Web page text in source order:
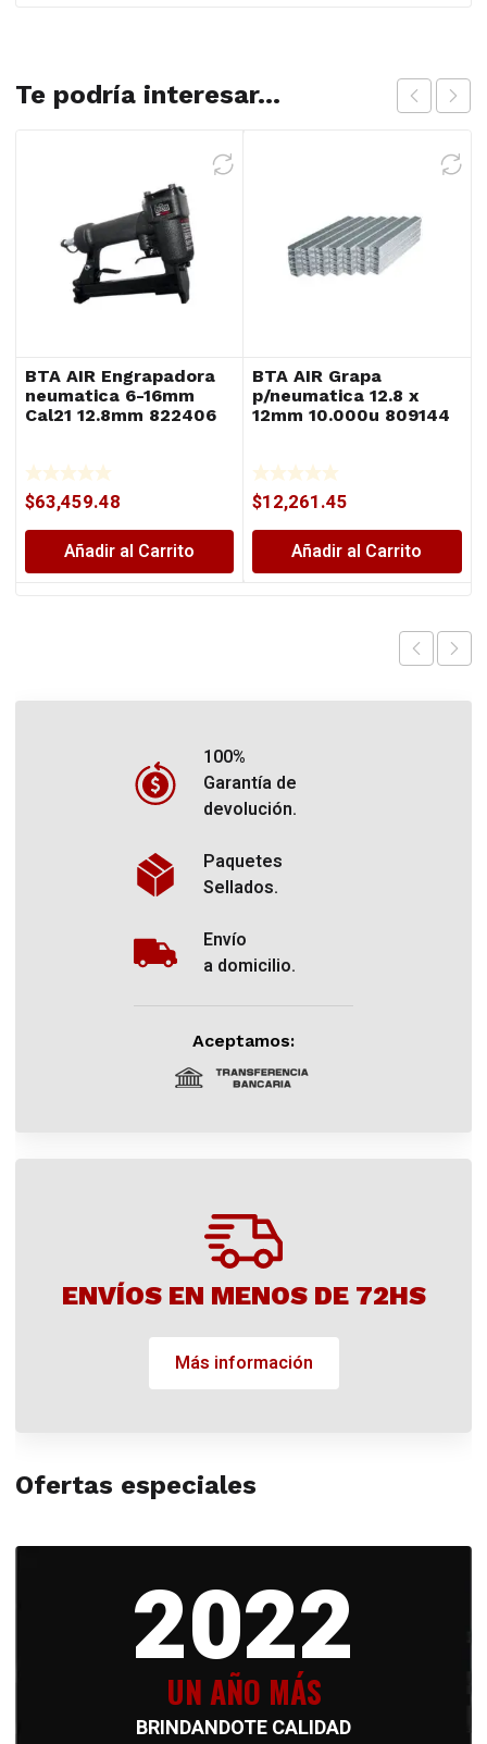
Te podría interesar...
BTA AIR Engrapadora
neumatica 6-16mm
Cal21 12.8mm 822406
$63,459.48
Añadir al Carrito
BTA AIR Grapa
p/neumatica 12.8 x
12mm 10.000u 809144
$12,261.45
Añadir al Carrito
100%
Garantía de
devolución.
Paquetes
Sellados.
Envío
a domicilio.
Aceptamos:
ENVÍOS EN MENOS DE 72HS
Más información
Ofertas especiales
2022
UN AÑO MÁS
BRINDANDOTE CALIDAD